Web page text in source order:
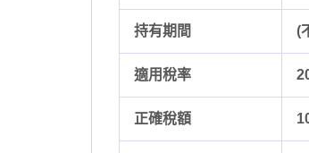
持有期間 (
適用稅率
正確稅額